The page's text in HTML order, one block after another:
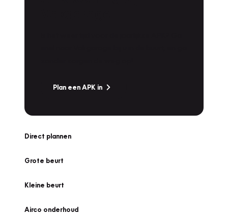
Plan een APK in
Direct plannen
Grote beurt
Kleine beurt
Airco onderhoud